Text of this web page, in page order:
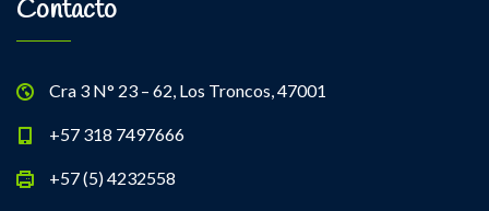
Contacto
Cra 3 N° 23 – 62, Los Troncos, 47001
+57 318 7497666
+57 (5) 4232558